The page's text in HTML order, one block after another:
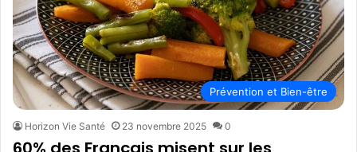
Prévention et Bien-être
Horizon Vie Santé 23 novembre 2025 0